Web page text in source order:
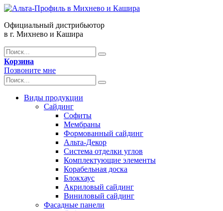
Официальный дистрибьютор
в г. Михнево и Кашира
Корзина
Позвоните мне
Виды продукции
Сайдинг
Софиты
Мембраны
Формованный сайдинг
Альта-Декор
Система отделки углов
Комплектующие элементы
Корабельная доска
Блокхаус
Акриловый сайдинг
Виниловый сайдинг
Фасадные панели